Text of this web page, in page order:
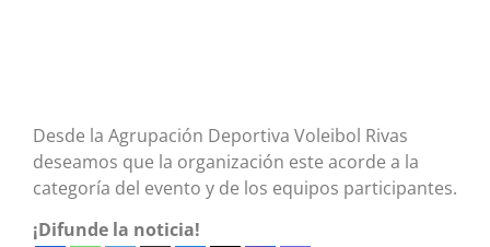
Desde la Agrupación Deportiva Voleibol Rivas
deseamos que la organización este acorde a la
categoría del evento y de los equipos participantes.
¡Difunde la noticia!